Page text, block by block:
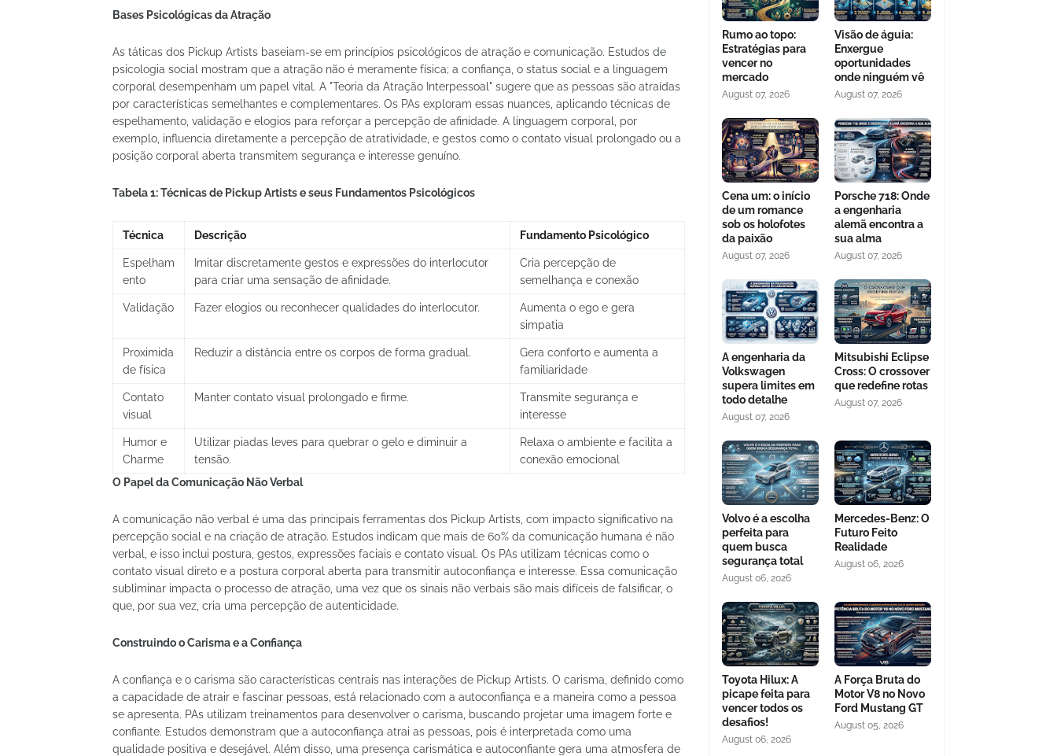
Bases Psicológicas da Atração
As táticas dos Pickup Artists baseiam-se em princípios psicológicos de atração e comunicação. Estudos de
psicologia social mostram que a atração não é meramente física; a confiança, o status social e a linguagem
corporal desempenham um papel vital. A "Teoria da Atração Interpessoal" sugere que as pessoas são atraídas
por características semelhantes e complementares. Os PAs exploram essas nuances, aplicando técnicas de
espelhamento, validação e elogios para reforçar a percepção de afinidade. A linguagem corporal, por
exemplo, influencia diretamente a percepção de atratividade, e gestos como o contato visual prolongado ou a
posição corporal aberta transmitem segurança e interesse genuíno.
Tabela 1: Técnicas de Pickup Artists e seus Fundamentos Psicológicos
Técnica Descrição Fundamento Psicológico
Espelham
ento
Imitar discretamente gestos e expressões do interlocutor
para criar uma sensação de afinidade.
Cria percepção de
semelhança e conexão
Validação Fazer elogios ou reconhecer qualidades do interlocutor.
Aumenta o ego e gera
simpatia
Proximida
de física
Reduzir a distância entre os corpos de forma gradual.
Gera conforto e aumenta a
familiaridade
Contato
visual
Manter contato visual prolongado e firme.
Transmite segurança e
interesse
Humor e
Charme
Utilizar piadas leves para quebrar o gelo e diminuir a
tensão.
Relaxa o ambiente e facilita a
conexão emocional
O Papel da Comunicação Não Verbal
A comunicação não verbal é uma das principais ferramentas dos Pickup Artists, com impacto significativo na
percepção social e na criação de atração. Estudos indicam que mais de 60% da comunicação humana é não
verbal, e isso inclui postura, gestos, expressões faciais e contato visual. Os PAs utilizam técnicas como o
contato visual direto e a postura corporal aberta para transmitir autoconfiança e interesse. Essa comunicação
subliminar impacta o processo de atração, uma vez que os sinais não verbais são mais difíceis de falsificar, o
que, por sua vez, cria uma percepção de autenticidade.
Construindo o Carisma e a Confiança
A confiança e o carisma são características centrais nas interações de Pickup Artists. O carisma, definido como
a capacidade de atrair e fascinar pessoas, está relacionado com a autoconfiança e a maneira como a pessoa
se apresenta. PAs utilizam treinamentos para desenvolver o carisma, buscando projetar uma imagem forte e
confiante. Estudos demonstram que a autoconfiança atrai as pessoas, pois é interpretada como uma
qualidade positiva e desejável. Além disso, uma presença carismática e autoconfiante gera uma atmosfera de
Rumo ao topo:
Estratégias para
vencer no
mercado
August 07, 2026
Visão de águia:
Enxergue
oportunidades
onde ninguém vê
August 07, 2026
Cena um: o início
de um romance
sob os holofotes
da paixão
August 07, 2026
Porsche 718: Onde
a engenharia
alemã encontra a
sua alma
August 07, 2026
A engenharia da
Volkswagen
supera limites em
todo detalhe
August 07, 2026
Mitsubishi Eclipse
Cross: O crossover
que redefine rotas
August 07, 2026
Volvo é a escolha
perfeita para
quem busca
segurança total
August 06, 2026
Mercedes-Benz: O
Futuro Feito
Realidade
August 06, 2026
Toyota Hilux: A
picape feita para
vencer todos os
desafios!
August 06, 2026
A Força Bruta do
Motor V8 no Novo
Ford Mustang GT
August 05, 2026